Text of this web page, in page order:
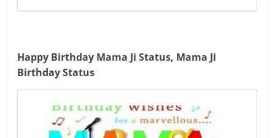
Happy Birthday Mama Ji Status, Mama Ji
Birthday Status